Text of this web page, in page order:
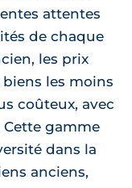
attentes
de chaque
les prix
les moins
coûteux, avec
Cette gamme
dans la
anciens,